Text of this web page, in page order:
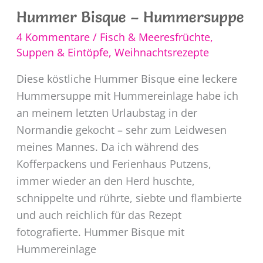
Hummer Bisque – Hummersuppe
4 Kommentare / Fisch & Meeresfrüchte,
Suppen & Eintöpfe, Weihnachtsrezepte
Diese köstliche Hummer Bisque eine leckere
Hummersuppe mit Hummereinlage habe ich
an meinem letzten Urlaubstag in der
Normandie gekocht – sehr zum Leidwesen
meines Mannes. Da ich während des
Kofferpackens und Ferienhaus Putzens,
immer wieder an den Herd huschte,
schnippelte und rührte, siebte und flambierte
und auch reichlich für das Rezept
fotografierte. Hummer Bisque mit
Hummereinlage